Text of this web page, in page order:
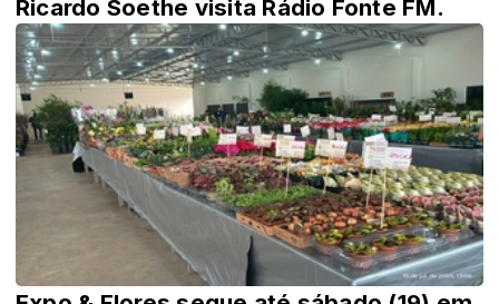
Ricardo Soethe visita Rádio Fonte FM.